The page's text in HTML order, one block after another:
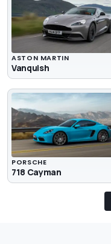
ASTON MARTIN
Vanquish
PORSCHE
718 Cayman